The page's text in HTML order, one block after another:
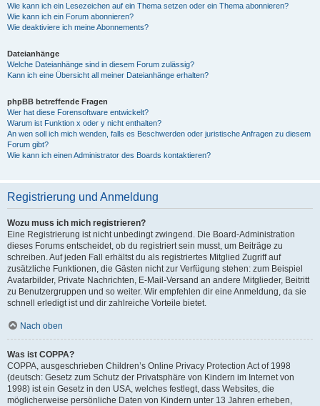
Wie kann ich ein Lesezeichen auf ein Thema setzen oder ein Thema abonnieren?
Wie kann ich ein Forum abonnieren?
Wie deaktiviere ich meine Abonnements?
Dateianhänge
Welche Dateianhänge sind in diesem Forum zulässig?
Kann ich eine Übersicht all meiner Dateianhänge erhalten?
phpBB betreffende Fragen
Wer hat diese Forensoftware entwickelt?
Warum ist Funktion x oder y nicht enthalten?
An wen soll ich mich wenden, falls es Beschwerden oder juristische Anfragen zu diesem
Forum gibt?
Wie kann ich einen Administrator des Boards kontaktieren?
Registrierung und Anmeldung
Wozu muss ich mich registrieren?
Eine Registrierung ist nicht unbedingt zwingend. Die Board-Administration
dieses Forums entscheidet, ob du registriert sein musst, um Beiträge zu
schreiben. Auf jeden Fall erhältst du als registriertes Mitglied Zugriff auf
zusätzliche Funktionen, die Gästen nicht zur Verfügung stehen: zum Beispiel
Avatarbilder, Private Nachrichten, E-Mail-Versand an andere Mitglieder, Beitritt
zu Benutzergruppen und so weiter. Wir empfehlen dir eine Anmeldung, da sie
schnell erledigt ist und dir zahlreiche Vorteile bietet.
Nach oben
Was ist COPPA?
COPPA, ausgeschrieben Children’s Online Privacy Protection Act of 1998
(deutsch: Gesetz zum Schutz der Privatsphäre von Kindern im Internet von
1998) ist ein Gesetz in den USA, welches festlegt, dass Websites, die
möglicherweise persönliche Daten von Kindern unter 13 Jahren erheben,